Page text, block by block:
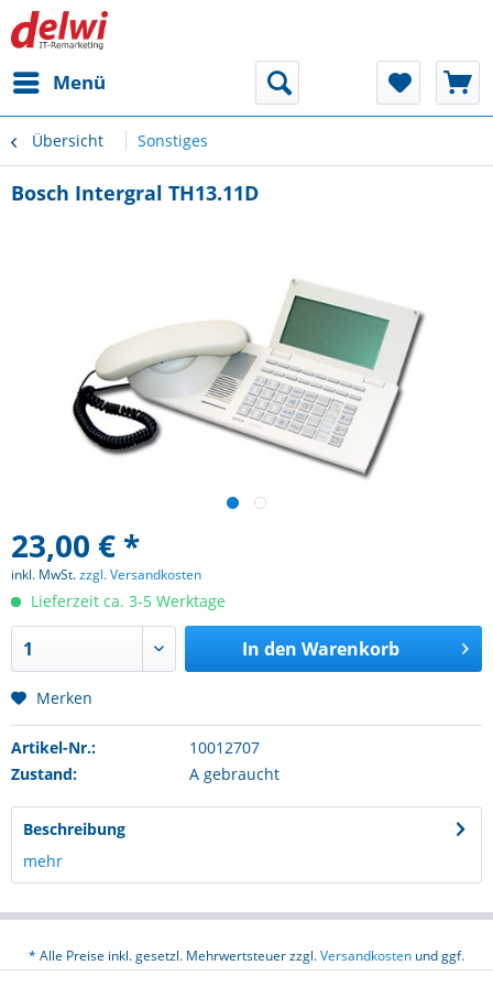
Menü
Übersicht Sonstiges
Bosch Intergral TH13.11D
23,00 € *
inkl. MwSt.zzgl. Versandkosten
Lieferzeit ca. 3-5 Werktage
In den Warenkorb
Merken
Artikel-Nr.:
10012707
Zustand:
A gebraucht
Beschreibung
mehr
* Alle Preise inkl. gesetzl. Mehrwertsteuer zzgl.Versandkosten und ggf.